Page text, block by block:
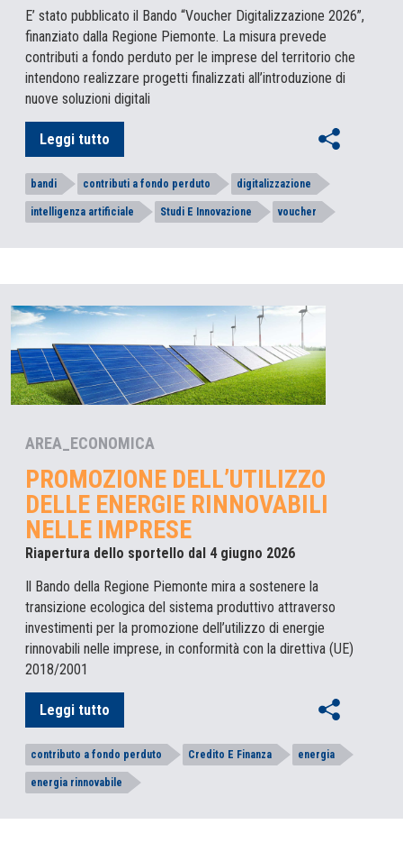
E’ stato pubblicato il Bando “Voucher Digitalizzazione 2026”,
finanziato dalla Regione Piemonte. La misura prevede
contributi a fondo perduto per le imprese del territorio che
intendono realizzare progetti finalizzati all’introduzione di
nuove soluzioni digitali
Leggi tutto
bandi contributi a fondo perduto digitalizzazione
intelligenza artificiale Studi E Innovazione voucher
AREA_ECONOMICA
PROMOZIONE DELL’UTILIZZO
DELLE ENERGIE RINNOVABILI
NELLE IMPRESE
Riapertura dello sportello dal 4 giugno 2026
Il Bando della Regione Piemonte mira a sostenere la
transizione ecologica del sistema produttivo attraverso
investimenti per la promozione dell’utilizzo di energie
rinnovabili nelle imprese, in conformità con la direttiva (UE)
2018/2001
Leggi tutto
contributo a fondo perduto Credito E Finanza energia
energia rinnovabile